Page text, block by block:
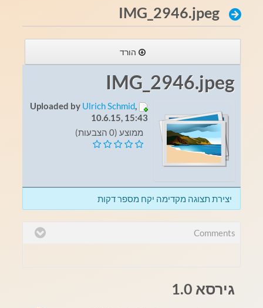
IMG_2946.jpeg
הורד
IMG_2946.jpeg
Uploaded by Ulrich Schmid,
10.6.15, 15:43
ממוצע (0 הצבעות)
יצירת תצוגה מקדימה יקח מספר דקות
Comments
גירסא 1.0